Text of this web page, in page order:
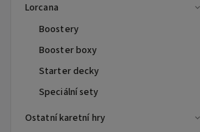
Lorcana
Boostery
Booster boxy
Starter decky
Speciální sety
Ostatní karetní hry